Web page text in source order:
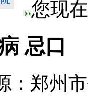
您现
忌口
：郑州